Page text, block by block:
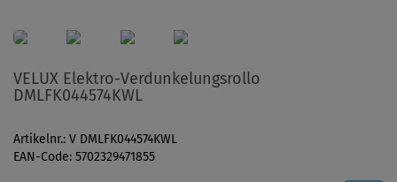
VELUX Elektro-Verdunkelungsrollo
DMLFK044574KWL
Artikelnr.: V DMLFK044574KWL
EAN-Code: 5702329471855